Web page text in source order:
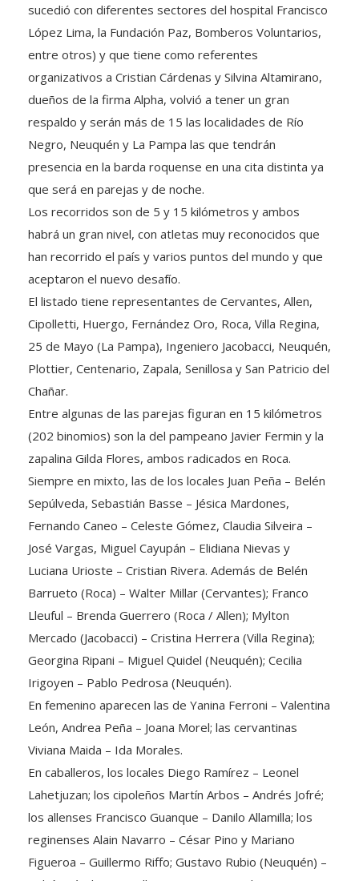
sucedió con diferentes sectores del hospital Francisco
López Lima, la Fundación Paz, Bomberos Voluntarios,
entre otros) y que tiene como referentes
organizativos a Cristian Cárdenas y Silvina Altamirano,
dueños de la firma Alpha, volvió a tener un gran
respaldo y serán más de 15 las localidades de Río
Negro, Neuquén y La Pampa las que tendrán
presencia en la barda roquense en una cita distinta ya
que será en parejas y de noche.
Los recorridos son de 5 y 15 kilómetros y ambos
habrá un gran nivel, con atletas muy reconocidos que
han recorrido el país y varios puntos del mundo y que
aceptaron el nuevo desafío.
El listado tiene representantes de Cervantes, Allen,
Cipolletti, Huergo, Fernández Oro, Roca, Villa Regina,
25 de Mayo (La Pampa), Ingeniero Jacobacci, Neuquén,
Plottier, Centenario, Zapala, Senillosa y San Patricio del
Chañar.
Entre algunas de las parejas figuran en 15 kilómetros
(202 binomios) son la del pampeano Javier Fermin y la
zapalina Gilda Flores, ambos radicados en Roca.
Siempre en mixto, las de los locales Juan Peña – Belén
Sepúlveda, Sebastián Basse – Jésica Mardones,
Fernando Caneo – Celeste Gómez, Claudia Silveira –
José Vargas, Miguel Cayupán – Elidiana Nievas y
Luciana Urioste – Cristian Rivera. Además de Belén
Barrueto (Roca) – Walter Millar (Cervantes); Franco
Lleuful – Brenda Guerrero (Roca / Allen); Mylton
Mercado (Jacobacci) – Cristina Herrera (Villa Regina);
Georgina Ripani – Miguel Quidel (Neuquén); Cecilia
Irigoyen – Pablo Pedrosa (Neuquén).
En femenino aparecen las de Yanina Ferroni – Valentina
León, Andrea Peña – Joana Morel; las cervantinas
Viviana Maida – Ida Morales.
En caballeros, los locales Diego Ramírez – Leonel
Lahetjuzan; los cipoleños Martín Arbos – Andrés Jofré;
los allenses Francisco Guanque – Danilo Allamilla; los
reginenses Alain Navarro – César Pino y Mariano
Figueroa – Guillermo Riffo; Gustavo Rubio (Neuquén) –